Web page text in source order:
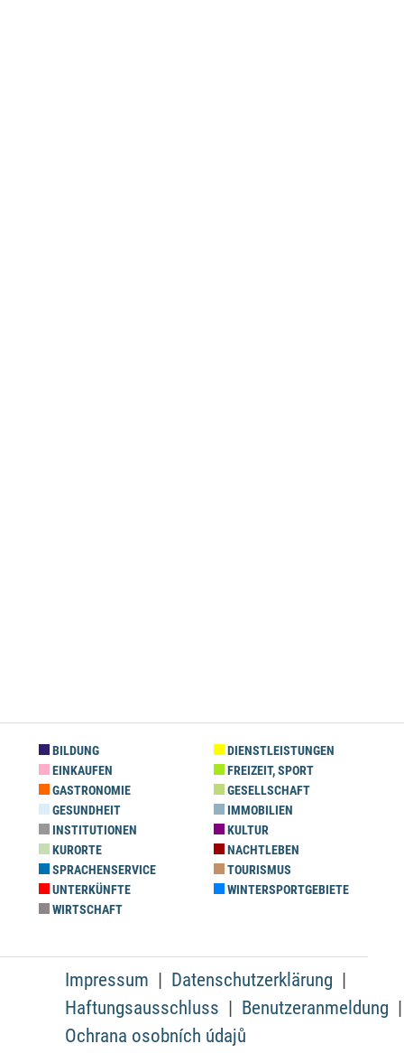
BILDUNG
DIENSTLEISTUNGEN
EINKAUFEN
FREIZEIT, SPORT
GASTRONOMIE
GESELLSCHAFT
GESUNDHEIT
IMMOBILIEN
INSTITUTIONEN
KULTUR
KURORTE
NACHTLEBEN
SPRACHENSERVICE
TOURISMUS
UNTERKÜNFTE
WINTERSPORTGEBIETE
WIRTSCHAFT
Impressum
Datenschutzerklärung
Haftungsausschluss
Benutzeranmeldung
Ochrana osobních údajů